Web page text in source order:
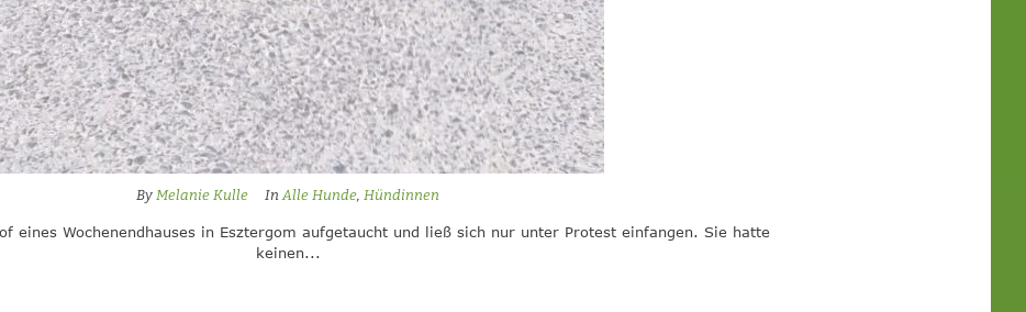
By Melanie Kulle InAlle Hunde, Hündinnen
eines Wochenendhauses in Esztergom aufgetaucht und ließ sich nur unter Protest einfangen. Sie hatte
keinen...